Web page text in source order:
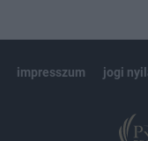
impresszum jogi